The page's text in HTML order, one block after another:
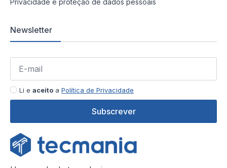
Newsletter
Li e aceito a Política de Privacidade
Subscrever